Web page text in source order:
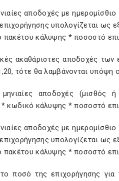
αποδοχές με
υπολογίζεται ως
πακέτου κάλυψης * ποσοστό
ακαθάριστες αποδοχές των
τότε θα λαμβάνονται υπόψη
μηνιαίες αποδοχές
* κωδικό κάλυψης * ποσοστό
αποδοχές με
υπολογίζεται ως
πακέτου κάλυψης * ποσοστό
ποσό της επιχορήγησης για